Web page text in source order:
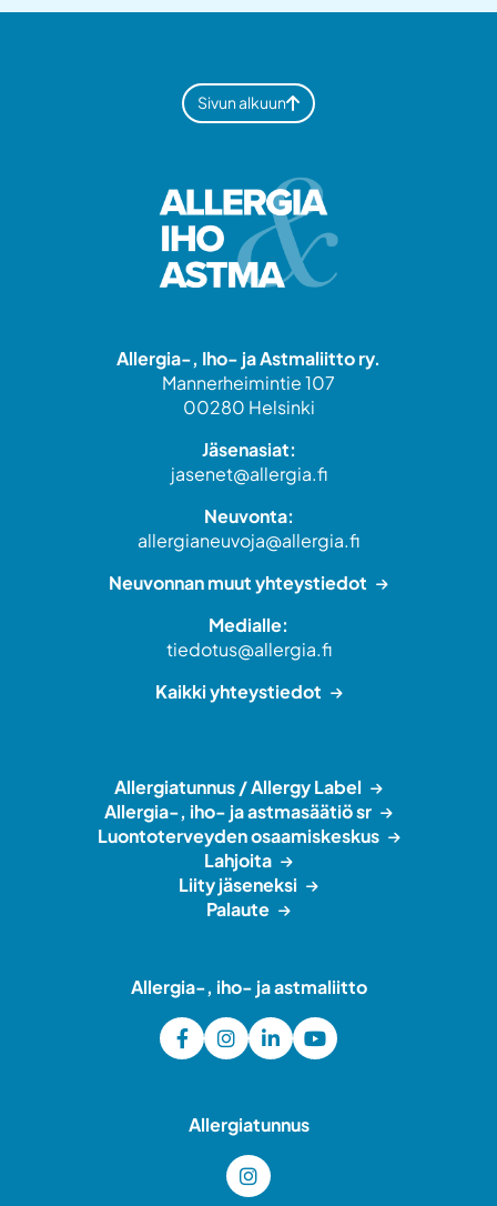
Sivun alkuun
Allergia-, Iho- ja Astmaliitto ry.
Mannerheimintie 107
00280 Helsinki
Jäsenasiat:
jasenet@allergia.fi
Neuvonta:
allergianeuvoja@allergia.fi
Neuvonnan muut yhteystiedot
Medialle:
tiedotus@allergia.fi
Kaikki yhteystiedot
Allergiatunnus / Allergy Label
Allergia-, iho- ja astmasäätiö sr
Luontoterveyden osaamiskeskus
Lahjoita
Liity jäseneksi
Palaute
Allergia-, iho- ja astmaliitto
Allergiatunnus